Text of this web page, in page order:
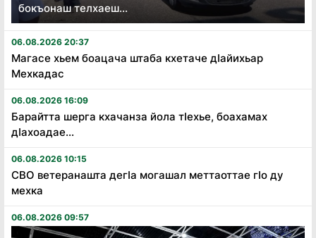
бокъонаш телхаеш...
06.08.2026 20:37
Магасе хьем боацача штаба кхетаче дӏайихьар
Мехкадас
06.08.2026 16:09
Барайтта шерга кхачанза йола тӏехье, боахамах
дӏахоадае...
06.08.2026 10:15
СВО ветеранашта дегӏа могашал меттаоттае гӏо ду
мехка
06.08.2026 09:57